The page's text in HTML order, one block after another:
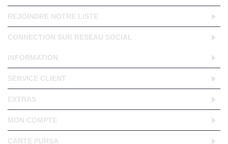
REJOINDRE NOTRE LISTE
CONNECTION SUR RESEAU SOCIAL
INFORMATION
SERVICE CLIENT
EXTRAS
MON COMPTE
CARTE PURSA